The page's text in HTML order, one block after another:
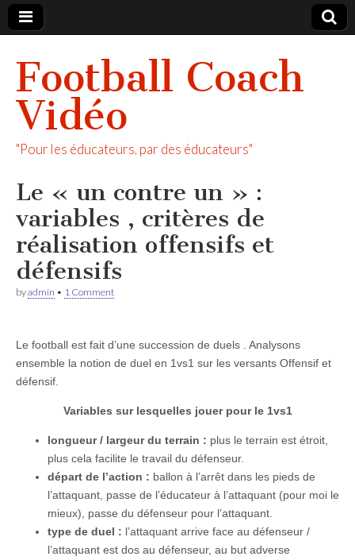
Football Coach
Vidéo
"Pour les éducateurs, par des éducateurs"
Le « un contre un » :
variables , critères de
réalisation offensifs et
défensifs
byadmin • 1 Comment
Le football est fait d’une succession de duels . Analysons
ensemble la notion de duel en 1vs1 sur les versants Offensif et
défensif.
Variables sur lesquelles jouer pour le 1vs1
longueur / largeur du terrain : plus le terrain est étroit,
plus cela facilite le travail du défenseur.
départ de l’action : ballon à l’arrêt dans les pieds de
l’attaquant, passe de l’éducateur à l’attaquant (pour moi le
mieux), passe du défenseur pour l’attaquant.
type de duel : l’attaquant arrive face au défenseur /
l’attaquant est dos au défenseur, au but adverse